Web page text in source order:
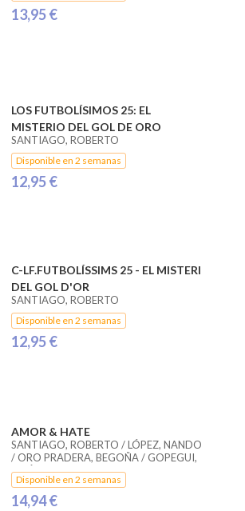
13,95 €
LOS FUTBOLÍSIMOS 25: EL
MISTERIO DEL GOL DE ORO
SANTIAGO, ROBERTO
Disponible en 2 semanas
12,95 €
C-LF.FUTBOLÍSSIMS 25 - EL MISTERI
DEL GOL D'OR
SANTIAGO, ROBERTO
Disponible en 2 semanas
12,95 €
AMOR & HATE
SANTIAGO, ROBERTO / LÓPEZ, NANDO
/ ORO PRADERA, BEGOÑA / GOPEGUI,
BELÉN
Disponible en 2 semanas
14,94 €